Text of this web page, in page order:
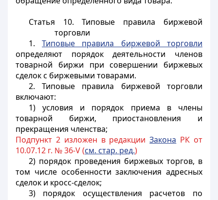
Статья 10. Типовые правила биржевой
торговли
1. Типовые правила биржевой торговли
определяют порядок деятельности членов
товарной биржи при совершении биржевых
сделок с биржевыми товарами.
2. Типовые правила биржевой торговли
включают:
1) условия и порядок приема в члены
товарной биржи, приостановления и
прекращения членства;
Подпункт 2 изложен в редакцииЗакона РК от
10.07.12 г. № 36-V (см. стар. ред.)
2) порядок проведения биржевых торгов, в
том числе особенности заключения адресных
сделок и кросс-сделок;
3) порядок осуществления расчетов по